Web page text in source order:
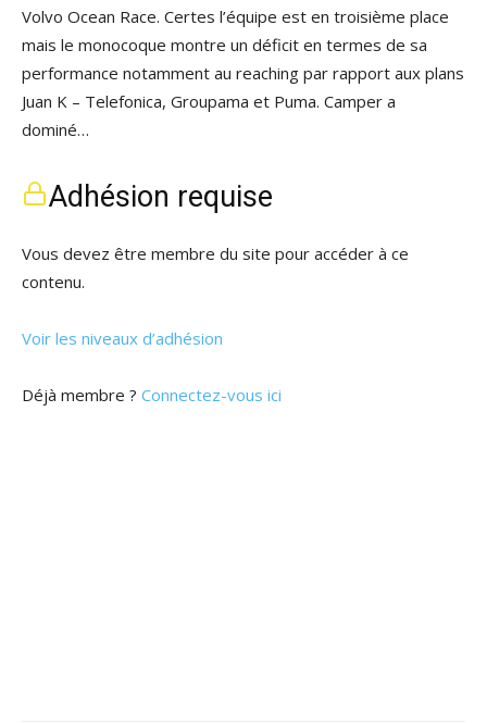
Volvo Ocean Race. Certes l’équipe est en troisième place
mais le monocoque montre un déficit en termes de sa
performance notamment au reaching par rapport aux plans
Juan K – Telefonica, Groupama et Puma. Camper a
dominé…
Adhésion requise
Vous devez être membre du site pour accéder à ce
contenu.
Voir les niveaux d’adhésion
Déjà membre ? Connectez-vous ici